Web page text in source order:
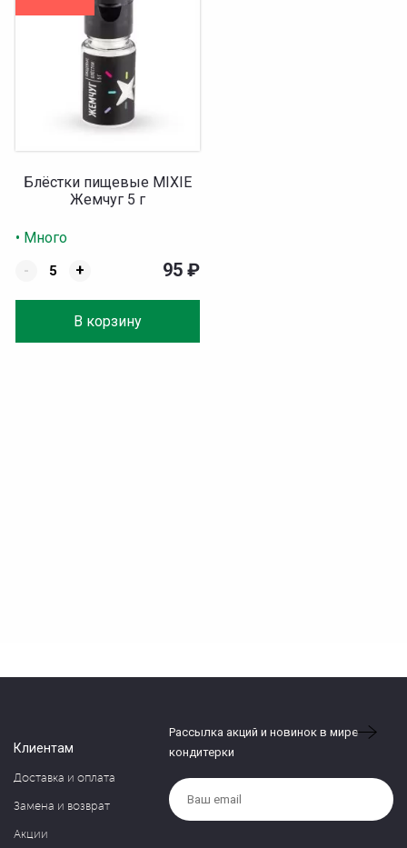
Блёстки пищевые MIXIE
Жемчуг 5 г
• Много
-
+
В корзину
95 ₽
Клиентам
Доставка и оплата
Замена и возврат
Акции
Рассылка акций и новинок в мире
кондитерки